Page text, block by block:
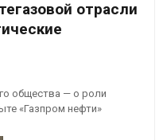
отрасли
общества — о роли
«Газпром нефти»